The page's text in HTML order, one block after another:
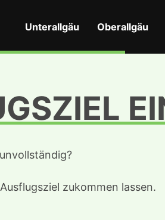
Unterallgäu Oberallgäu
zukommen lassen.